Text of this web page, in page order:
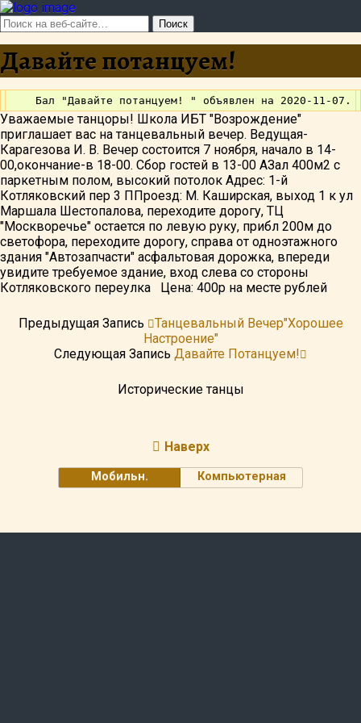
Давайте потанцуем!
Уважаемые танцоры! Школа ИБТ "Возрождение"
приглашает вас на танцевальный вечер. Ведущая-
Карагезова И. В. Вечер состоится 7 ноября, начало в 14-
00,окончание-в 18-00. Сбор гостей в 13-00 АЗал 400м2 с
паркетным полом, высокий потолок Адрес: 1-й
Котляковский пер 3 ППроезд: М. Каширская, выход 1 к ул
Маршала Шестопалова, переходите дорогу, ТЦ
"Москворечье" остается по левую руку, прибл 200м до
светофора, переходите дорогу, справа от одноэтажного
здания "Автозапчасти" асфальтовая дорожка, впереди
увидите требуемое здание, вход слева со стороны
Котляковского переулка Цена: 400р на месте рублей
Предыдущая Запись
Танцевальный Вечер"Хорошее
Настроение"
Следующая Запись Давайте Потанцуем!
Исторические танцы
Наверх
Мобильн. Компьютерная